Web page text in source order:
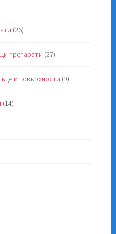
(26)
препарати (27)
и повърхности (9)
(14)